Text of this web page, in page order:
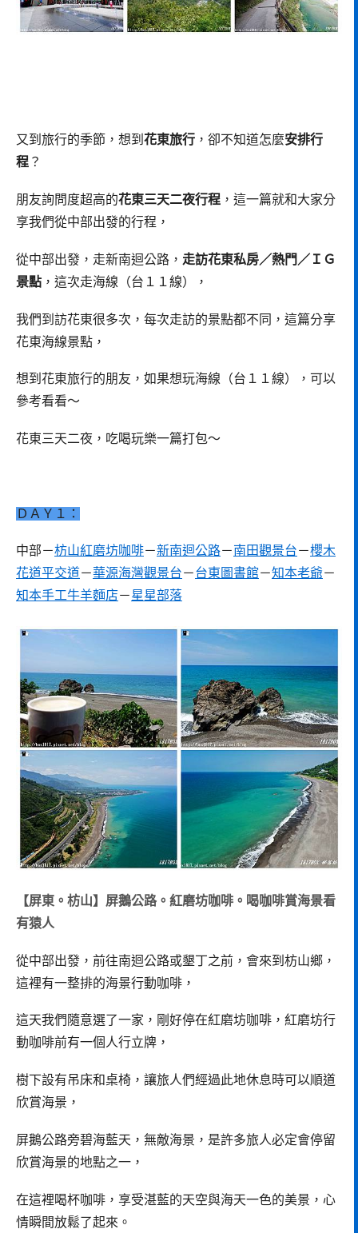
又到旅行的季節，想到 花東旅行 ，卻不知道怎麼安排行
程 ？
朋友詢問度超高的花東三天二夜行程 ，這一篇就和大家分
享我們從中部出發的行程，
從中部出發，走新南迴公路， 走訪花東私房／熱門／ＩＧ
景點 ，這次走海線（台１１線），
我們到訪花東很多次，每次走訪的景點都不同，這篇分享
花東海線景點，
想到花東旅行的朋友，如果想玩海線（台１１線），可以
參考看看～
花東三天二夜，吃喝玩樂一篇打包～
ＤＡＹ１：
中部－枋山紅磨坊咖啡－新南迴公路－南田觀景台－櫻木
花道平交道－華源海灣觀景台－台東圖書館－知本老爺－
知本手工牛羊麵店－星星部落
【屏東。枋山】屏鵝公路。紅磨坊咖啡。喝咖啡賞海景看
有猿人
從中部出發，前往南迴公路或墾丁之前，會來到枋山鄉，
這裡有一整排的海景行動咖啡，
這天我們隨意選了一家，剛好停在紅磨坊咖啡，紅磨坊行
動咖啡前有一個人行立牌，
樹下設有吊床和桌椅，讓旅人們經過此地休息時可以順道
欣賞海景，
屏鵝公路旁碧海藍天，無敵海景，是許多旅人必定會停留
欣賞海景的地點之一，
在這裡喝杯咖啡，享受湛藍的天空與海天一色的美景，心
情瞬間放鬆了起來。